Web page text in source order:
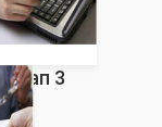
Этап 3